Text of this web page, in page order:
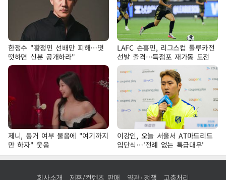
한정수 "황정민 선배만 피해…떳
떳하면 신분 공개하라"
LAFC 손흥민, 리그스컵 톨루카전
선발 출격…득점포 재가동 도전
제니, 동거 여부 물음에 "여기까지
만 하자" 웃음
이강인, 오늘 서울서 AT마드리드
입단식…'전례 없는 특급대우'
회사소개 제휴/컨텐츠 판매 약관·정책 고충처리